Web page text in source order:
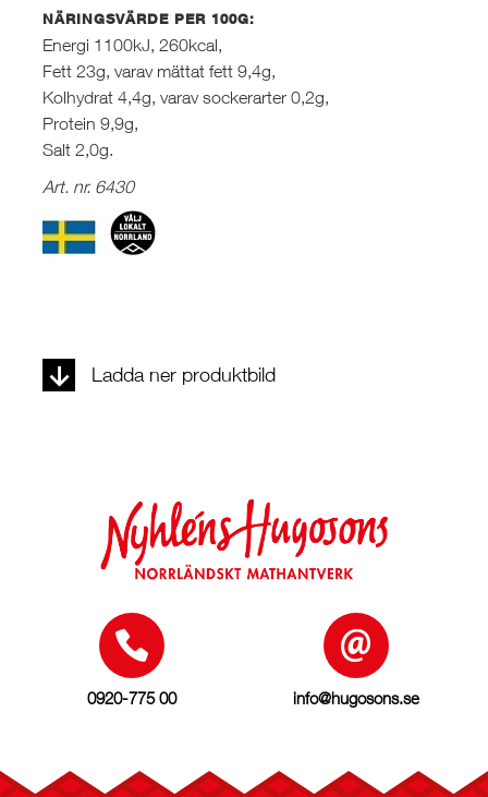
NÄRINGSVÄRDE PER 100G:
Energi 1100kJ, 260kcal,
Fett 23g, varav mättat fett 9,4g,
Kolhydrat 4,4g, varav sockerarter 0,2g,
Protein 9,9g,
Salt 2,0g.
Art. nr. 6430
Ladda ner produktbild
0920-775 00 info@hugosons.se